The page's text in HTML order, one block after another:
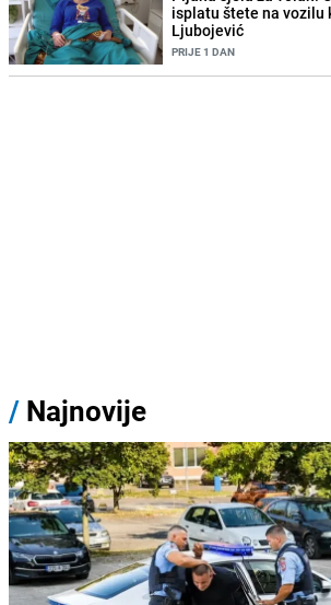
isplatu štete na vozilu
Ljubojević
PRIJE 1 DAN
/ Najnovije